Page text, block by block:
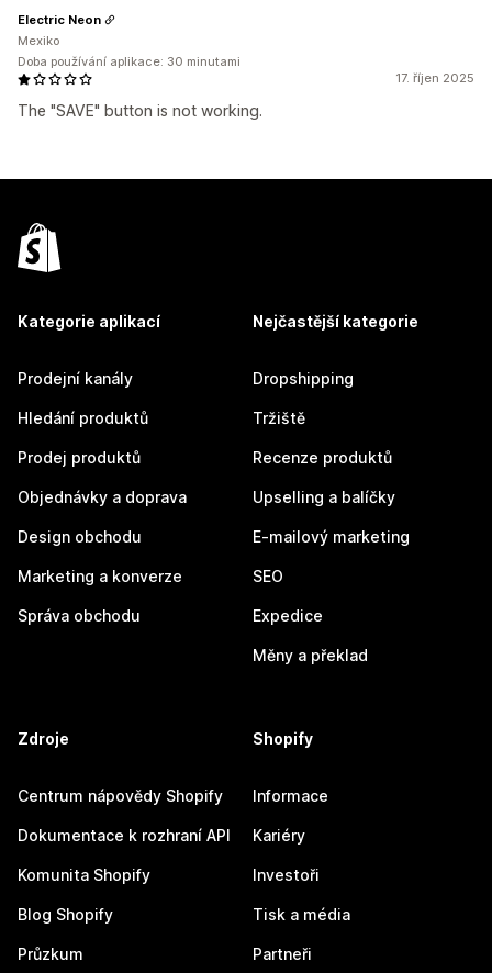
17. říjen 2025
The "SAVE" button is not working.
Electric Neon
Mexiko
Doba používání aplikace: 30 minutami
Kategorie aplikací
Prodejní kanály
Hledání produktů
Prodej produktů
Objednávky a doprava
Design obchodu
Marketing a konverze
Správa obchodu
Nejčastější kategorie
Dropshipping
Tržiště
Recenze produktů
Upselling a balíčky
E-mailový marketing
SEO
Expedice
Měny a překlad
Zdroje
Centrum nápovědy Shopify
Dokumentace k rozhraní API
Komunita Shopify
Blog Shopify
Průzkum
Shopify
Informace
Kariéry
Investoři
Tisk a média
Partneři